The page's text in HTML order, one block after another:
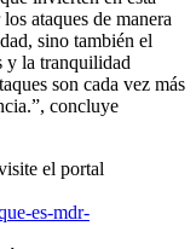
ataques de manera
sino también el
y la tranquilidad
son cada vez más
concluye
el portal
es-mdr-